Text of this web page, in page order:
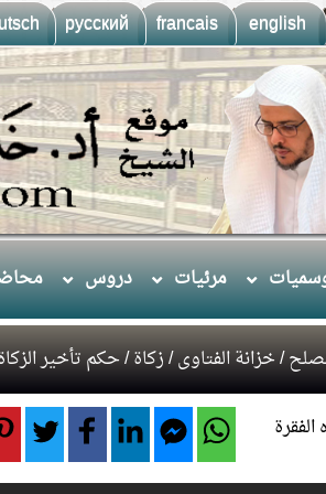
english
francais
русский
مرئيات دروس
/خزانة الفتاوى/زكاة/ حكم تأخير